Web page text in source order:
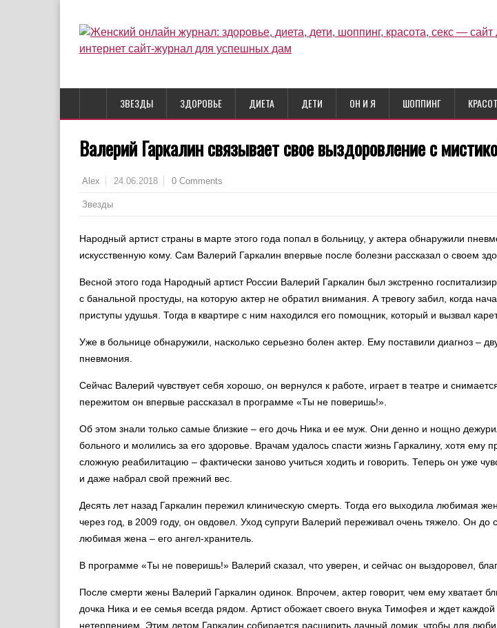
ЗВЕЗДЫ ЗДОРОВЬЕ ДИЕТА ДЕТИ ОН И Я ШОППИНГ
Валерий Гаркалин связывает свое выздоровление с
Alex 24.06.2018 0 Comments
Звезды
Народный артист страны в марте этого года попал в больницу, у актера обнаружили
искусственную кому. Сам Валерий Гаркалин впервые после болезни рассказал о своем
Весной этого года Народный артист России Валерий Гаркалин был экстренно
с банальной простуды, на которую актер не обратил внимания. А тревогу забил, когда
приступы удушья. Тогда в квартире с ним находился его помощник, который и вызвал
Уже в больнице обнаружили, насколько серьезно болен актер. Ему поставили диагноз –
пневмония.
Сейчас Валерий чувствует себя хорошо, он вернулся к работе, играет в театре и
пережитом он впервые рассказал в программе «Ты не поверишь!».
Об этом знали только самые близкие – его дочь Ника и ее муж. Они денно и нощно
больного и молились за его здоровье. Врачам удалось спасти жизнь Гаркалину, хотя ему
сложную реабилитацию – фактически заново учиться ходить и говорить. Теперь он уже
и даже набрал свой прежний вес.
Десять лет назад Гаркалин пережил клиническую смерть. Тогда его выходила любимая
через год, в 2009 году, он овдовел. Уход супруги Валерий переживал очень тяжело. Он до
любимая жена – его ангел-хранитель.
В программе «Ты не поверишь!» Валерий сказал, что уверен, и сейчас он выздоровел,
После смерти жены Валерий Гаркалин одинок. Впрочем, актер говорит, чем ему хватает
дочка Ника и ее семья всегда рядом. Артист обожает своего внука Тимофея и ждет каждой
нетерпением. Этим летом Гаркалин собирается расширить дачный домик, чтобы для